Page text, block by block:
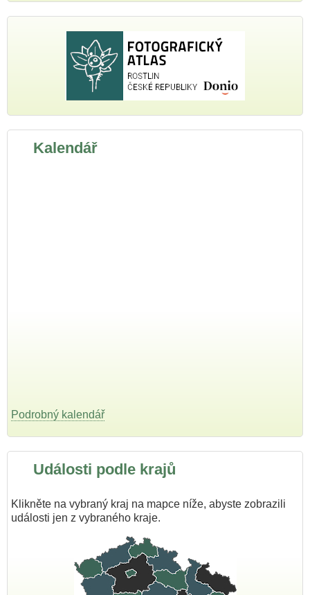
Kalendář
Podrobný kalendář
Události podle krajů
Klikněte na vybraný kraj na mapce níže, abyste zobrazili
události jen z vybraného kraje.